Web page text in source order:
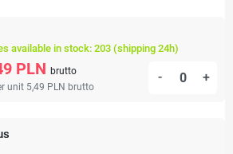
available in stock: 203 (shipping 24h)
PLN brutto
unit 5,49 PLN brutto
- +